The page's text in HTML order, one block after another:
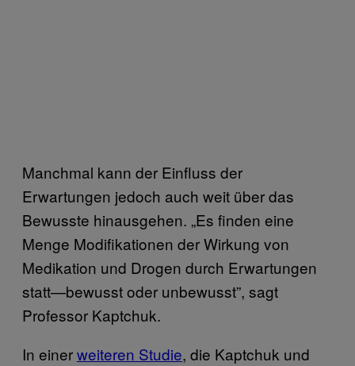
Manchmal kann der Einfluss der
Erwartungen jedoch auch weit über das
Bewusste hinausgehen. „Es finden eine
Menge Modifikationen der Wirkung von
Medikation und Drogen durch Erwartungen
statt—bewusst oder unbewusst”, sagt
Professor Kaptchuk.
In einerweiteren Studie, die Kaptchuk und